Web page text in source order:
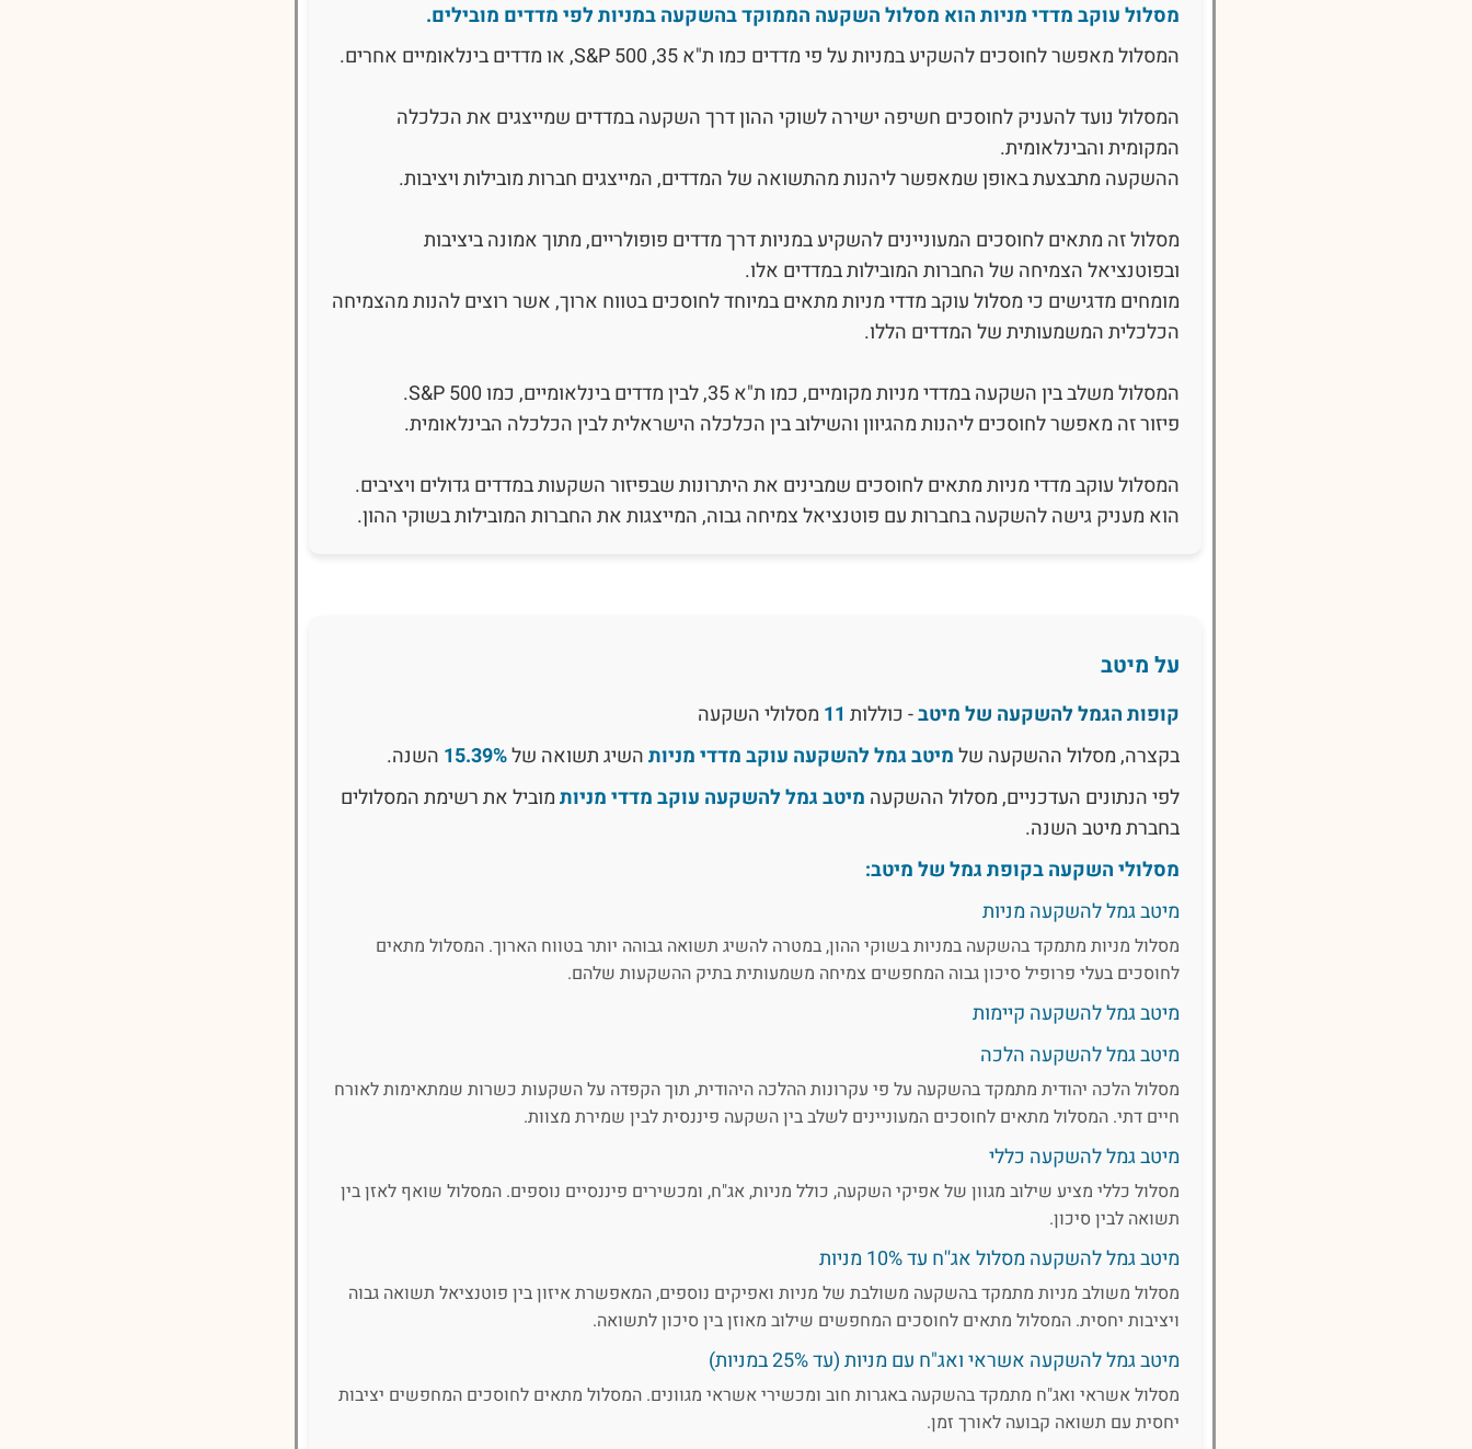
מסלול עוקב מדדי מניות הוא מסלול השקעה הממוקד בהשקעה במניות לפי מדדים מובילים.
המסלול מאפשר לחוסכים להשקיע במניות על פי מדדים כמו ת"א 35, S&P 500, או מדדים בינלאומיים אחרים.
המסלול נועד להעניק לחוסכים חשיפה ישירה לשוקי ההון דרך השקעה במדדים שמייצגים את הכלכלה
המקומית והבינלאומית.
ההשקעה מתבצעת באופן שמאפשר ליהנות מהתשואה של המדדים, המייצגים חברות מובילות ויציבות.
מסלול זה מתאים לחוסכים המעוניינים להשקיע במניות דרך מדדים פופולריים, מתוך אמונה ביציבות
ובפוטנציאל הצמיחה של החברות המובילות במדדים אלו.
מומחים מדגישים כי מסלול עוקב מדדי מניות מתאים במיוחד לחוסכים בטווח ארוך, אשר רוצים להנות מהצמיחה
הכלכלית המשמעותית של המדדים הללו.
המסלול משלב בין השקעה במדדי מניות מקומיים, כמו ת"א 35, לבין מדדים בינלאומיים, כמו S&P 500.
פיזור זה מאפשר לחוסכים ליהנות מהגיוון והשילוב בין הכלכלה הישראלית לבין הכלכלה הבינלאומית.
המסלול עוקב מדדי מניות מתאים לחוסכים שמבינים את היתרונות שבפיזור השקעות במדדים גדולים ויציבים.
הוא מעניק גישה להשקעה בחברות עם פוטנציאל צמיחה גבוה, המייצגות את החברות המובילות בשוקי ההון.
על מיטב
קופות הגמל להשקעה של מיטב- כוללות 11 מסלולי השקעה
בקצרה, מסלול ההשקעה שלמיטב גמל להשקעה עוקב מדדי מניותהשיג תשואה של15.39% השנה.
לפי הנתונים העדכניים, מסלול ההשקעה מיטב גמל להשקעה עוקב מדדי מניותמוביל את רשימת המסלולים
בחברת מיטב השנה.
מסלולי השקעה בקופת גמל של מיטב:
מיטב גמל להשקעה מניות
מסלול מניות מתמקד בהשקעה במניות בשוקי ההון, במטרה להשיג תשואה גבוהה יותר בטווח הארוך. המסלול מתאים
לחוסכים בעלי פרופיל סיכון גבוה המחפשים צמיחה משמעותית בתיק ההשקעות שלהם.
מיטב גמל להשקעה קיימות
מיטב גמל להשקעה הלכה
מסלול הלכה יהודית מתמקד בהשקעה על פי עקרונות ההלכה היהודית, תוך הקפדה על השקעות כשרות שמתאימות לאורח
חיים דתי. המסלול מתאים לחוסכים המעוניינים לשלב בין השקעה פיננסית לבין שמירת מצוות.
מיטב גמל להשקעה כללי
מסלול כללי מציע שילוב מגוון של אפיקי השקעה, כולל מניות, אג"ח, ומכשירים פיננסיים נוספים. המסלול שואף לאזן בין
תשואה לבין סיכון.
מיטב גמל להשקעה מסלול אג''ח עד 10% מניות
מסלול משולב מניות מתמקד בהשקעה משולבת של מניות ואפיקים נוספים, המאפשרת איזון בין פוטנציאל תשואה גבוה
ויציבות יחסית. המסלול מתאים לחוסכים המחפשים שילוב מאוזן בין סיכון לתשואה.
מיטב גמל להשקעה אשראי ואג"ח עם מניות (עד 25% במניות)
מסלול אשראי ואג"ח מתמקד בהשקעה באגרות חוב ומכשירי אשראי מגוונים. המסלול מתאים לחוסכים המחפשים יציבות
יחסית עם תשואה קבועה לאורך זמן.